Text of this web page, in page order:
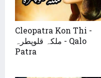
Cleopatra Kon Thi -
ملکہ قلوپطرہ - Qalo
Patra